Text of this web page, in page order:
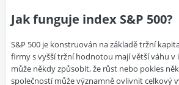
Jak funguje index S&P 500?
S&P 500 je konstruován na základě tržní
firmy s vyšší tržní hodnotou mají větší váhu v
může někdy způsobit, že růst nebo pokles
společností může významně ovlivnit celkový